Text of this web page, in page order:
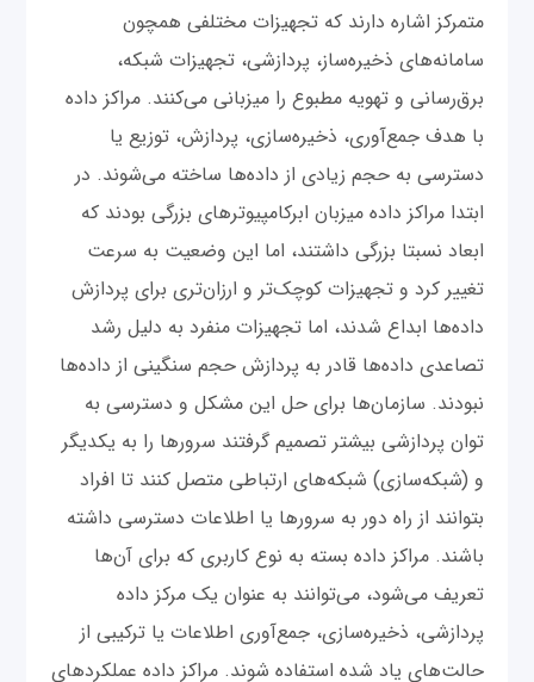
متمرکز اشاره دارند که تجهیزات مختلفی همچون
سامانه‌های ذخیره‌ساز، پردازشی، تجهیزات شبکه،
برق‌رسانی و تهویه مطبوع را میزبانی می‌کنند. مراکز داده
با هدف جمع‌آوری، ذخیره‌سازی، پردازش، توزیع یا
دسترسی به حجم زیادی از داده‌ها ساخته می‌شوند. در
ابتدا مراکز داده میزبان ابرکامپیوترهای بزرگی بودند که
ابعاد نسبتا بزرگی داشتند، اما این وضعیت به سرعت
تغییر کرد و تجهیزات کوچک‌تر و ارزان‌تری برای پردازش
داده‌ها ابداع شدند، اما تجهیزات منفرد به دلیل رشد
تصاعدی داده‌ها قادر به پردازش حجم سنگینی از داده‌ها
نبودند. سازمان‌ها برای حل این مشکل و دسترسی به
توان پردازشی بیشتر تصمیم گرفتند سرورها را به یکدیگر
و (شبکه‌سازی) شبکه‌های ارتباطی متصل کنند تا افراد
بتوانند از راه دور به سرورها یا اطلاعات دسترسی داشته
باشند. مراکز داده بسته به نوع کاربری که برای آن‌ها
تعریف می‌شود، می‌توانند به عنوان یک مرکز داده
پردازشی، ذخیره‌سازی، جمع‌آوری اطلاعات یا ترکیبی از
حالت‌های یاد شده استفاده شوند. مراکز داده عملکردهای